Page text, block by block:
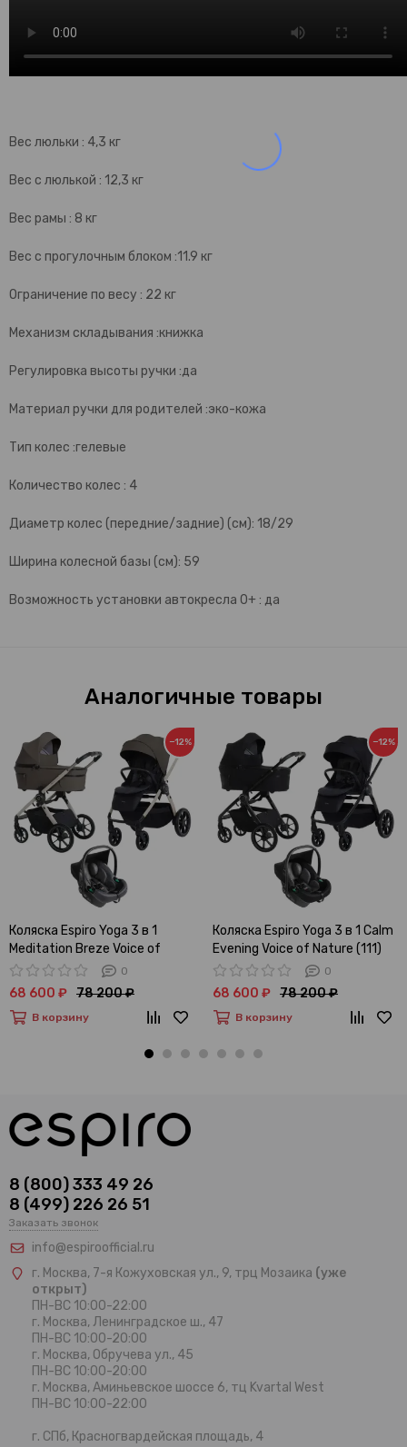
Вес люльки : 4,3 кг
Вес с люлькой : 12,3 кг
Вес рамы : 8 кг
Вес с прогулочным блоком :11.9 кг
Ограничение по весу : 22 кг
Механизм складывания :книжка
Регулировка высоты ручки :да
Материал ручки для родителей :эко-кожа
Тип колес :гелевые
Количество колес : 4
Диаметр колес (передние/задние) (см): 18/29
Ширина колесной базы (см): 59
Возможность установки автокресла 0+ : да
Аналогичные товары
−12%
Коляска Espiro Yoga 3 в 1
Meditation Breze Voice of
Nature (109)
0
68 600 ₽ 78 200 ₽
В корзину
−12%
Коляска Espiro Yoga 3 в 1 Calm
Evening Voice of Nature (111)
0
68 600 ₽ 78 200 ₽
В корзину
8 (800) 333 49 26
8 (499) 226 26 51
Заказать звонок
info@espiroofficial.ru
г. Москва, 7-я Кожуховская ул., 9, трц Мозаика (уже
открыт)
ПН-ВС 10:00-22:00
г. Москва, Ленинградское ш., 47
ПН-ВС 10:00-20:00
г. Москва, Обручева ул., 45
ПН-ВС 10:00-20:00
г. Москва, Аминьевское шоссе 6, тц Kvartal West
ПН-ВС 10:00-22:00
г. СПб, Красногвардейская площадь, 4